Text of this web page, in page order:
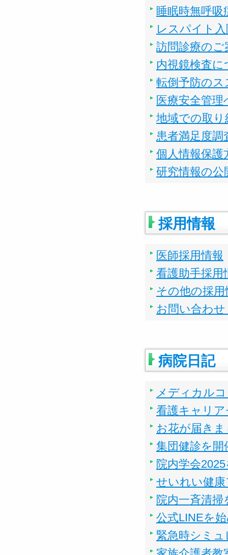
睡眠時無呼
レスパイト
訪問診療のご
内視鏡検査に
転倒予防のス
医療安全管
地域での取り
患者満足度調
個人情報保護
研究情報の公
採用情報
医師採用情報
看護助手採用
その他の採用
お問い合わ
病院日記
メディカル
看護キャリ
お花が届き
集団健診を
院内学会
せいれい健
院内一斉清
公式LINEを
緊急時シミ